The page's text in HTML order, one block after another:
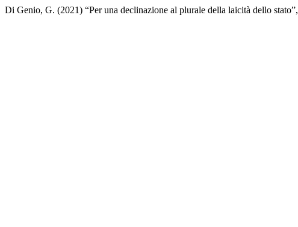
Di Genio, G. (2021) “Per una declinazione al plurale della laicità dello stato”,